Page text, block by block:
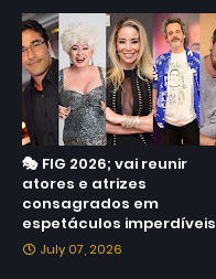
🎭 FIG 2026; vai reunir
atores e atrizes
consagrados em
espetáculos imperdíveis
July 07, 2026